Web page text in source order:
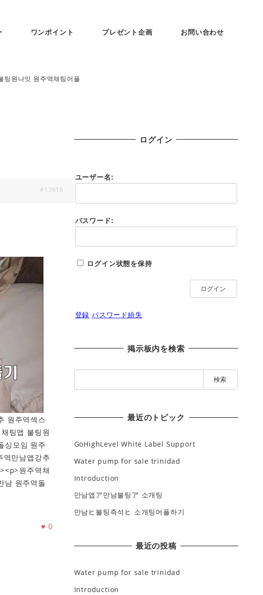
ワンポイント プレゼント企画 お問い合わせ
팅원나잇 원주역채팅어플
#13616
원주역섹스
팅앱 불팅원
싱모임 원주
만남앱강추
원주역채
남 원주역돌
♥ 0
ログイン
ユーザー名:
パスワード:
ログイン状態を保持
ログイン
登録 パスワード紛失
掲示板内を検索
索
最近のトピック
GoHighLevel White Label Support
Water pump for sale trinidad
Introduction
만남앱ア만남불팅ア 소개팅
만남ヒ불팅즉석ヒ 소개팅어플하기
最近の投稿
Water pump for sale trinidad
Introduction